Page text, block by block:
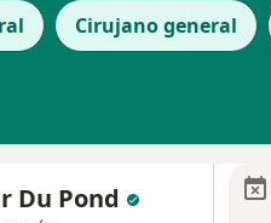
Cirujano general
Du Pond